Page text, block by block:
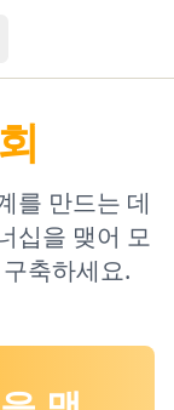
menu
를 만드는 데
십을 맺어 모
축하세요.